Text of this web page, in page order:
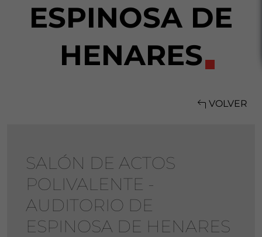
ESPINOSA DE
HENARES
VOLVER
SALÓN DE ACTOS
POLIVALENTE -
AUDITORIO DE
ESPINOSA DE HENARES